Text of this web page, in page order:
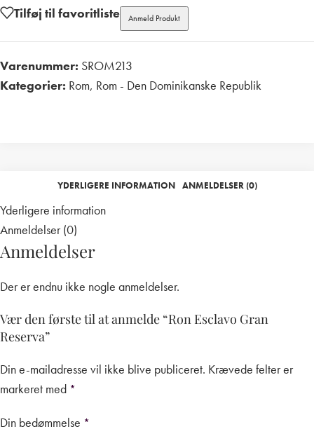
Tilføj til favoritliste
Anmeld Produkt
Varenummer: SROM213
Kategorier: Rom, Rom - Den Dominikanske Republik
YDERLIGERE INFORMATION ANMELDELSER (0)
Yderligere information
Anmeldelser (0)
Anmeldelser
Der er endnu ikke nogle anmeldelser.
Vær den første til at anmelde “Ron Esclavo Gran
Reserva”
Din e-mailadresse vil ikke blive publiceret. Krævede felter er
markeret med *
Din bedømmelse *